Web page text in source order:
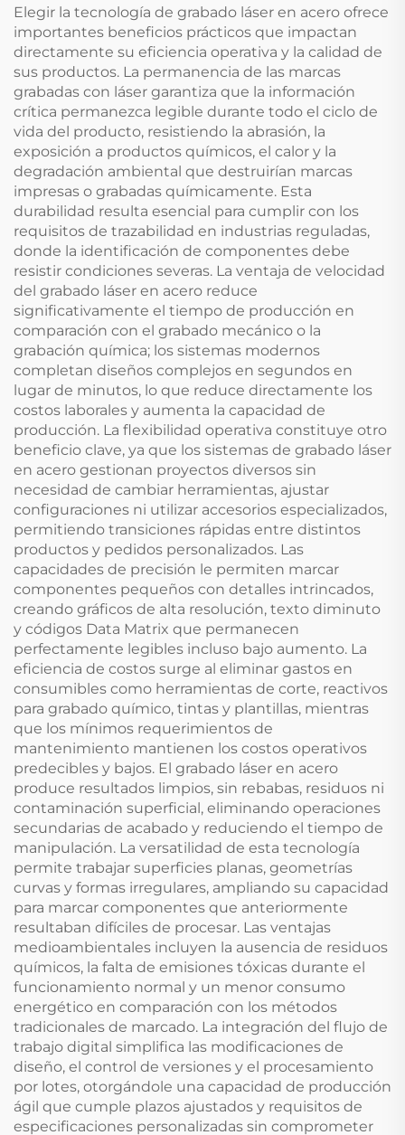
Elegir la tecnología de grabado láser en acero ofrece
importantes beneficios prácticos que impactan
directamente su eficiencia operativa y la calidad de
sus productos. La permanencia de las marcas
grabadas con láser garantiza que la información
crítica permanezca legible durante todo el ciclo de
vida del producto, resistiendo la abrasión, la
exposición a productos químicos, el calor y la
degradación ambiental que destruirían marcas
impresas o grabadas químicamente. Esta
durabilidad resulta esencial para cumplir con los
requisitos de trazabilidad en industrias reguladas,
donde la identificación de componentes debe
resistir condiciones severas. La ventaja de velocidad
del grabado láser en acero reduce
significativamente el tiempo de producción en
comparación con el grabado mecánico o la
grabación química; los sistemas modernos
completan diseños complejos en segundos en
lugar de minutos, lo que reduce directamente los
costos laborales y aumenta la capacidad de
producción. La flexibilidad operativa constituye otro
beneficio clave, ya que los sistemas de grabado láser
en acero gestionan proyectos diversos sin
necesidad de cambiar herramientas, ajustar
configuraciones ni utilizar accesorios especializados,
permitiendo transiciones rápidas entre distintos
productos y pedidos personalizados. Las
capacidades de precisión le permiten marcar
componentes pequeños con detalles intrincados,
creando gráficos de alta resolución, texto diminuto
y códigos Data Matrix que permanecen
perfectamente legibles incluso bajo aumento. La
eficiencia de costos surge al eliminar gastos en
consumibles como herramientas de corte, reactivos
para grabado químico, tintas y plantillas, mientras
que los mínimos requerimientos de
mantenimiento mantienen los costos operativos
predecibles y bajos. El grabado láser en acero
produce resultados limpios, sin rebabas, residuos ni
contaminación superficial, eliminando operaciones
secundarias de acabado y reduciendo el tiempo de
manipulación. La versatilidad de esta tecnología
permite trabajar superficies planas, geometrías
curvas y formas irregulares, ampliando su capacidad
para marcar componentes que anteriormente
resultaban difíciles de procesar. Las ventajas
medioambientales incluyen la ausencia de residuos
químicos, la falta de emisiones tóxicas durante el
funcionamiento normal y un menor consumo
energético en comparación con los métodos
tradicionales de marcado. La integración del flujo de
trabajo digital simplifica las modificaciones de
diseño, el control de versiones y el procesamiento
por lotes, otorgándole una capacidad de producción
ágil que cumple plazos ajustados y requisitos de
especificaciones personalizadas sin comprometer